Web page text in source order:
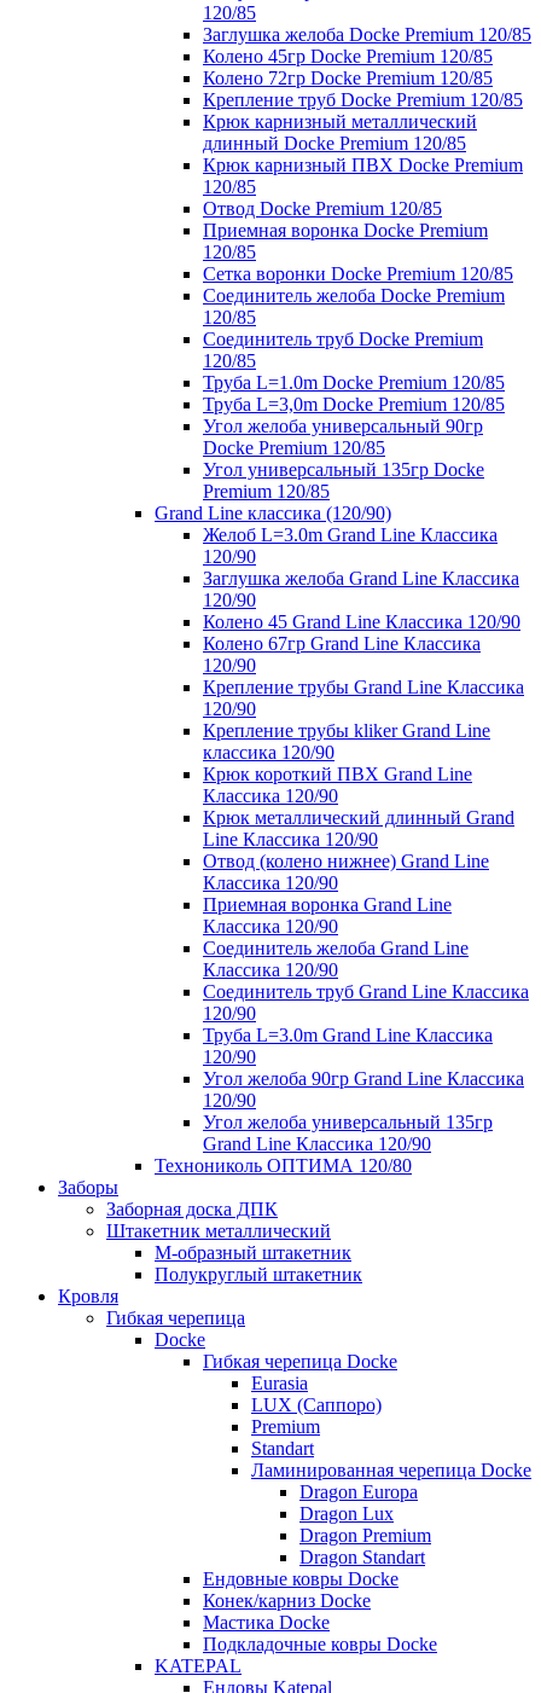
120/85
Заглушка желоба Docke Premium 120/85
Колено 45гр Docke Premium 120/85
Колено 72гр Docke Premium 120/85
Крепление труб Docke Premium 120/85
Крюк карнизный металлический
длинный Docke Premium 120/85
Крюк карнизный ПВХ Docke Premium
120/85
Отвод Docke Premium 120/85
Приемная воронка Docke Premium
120/85
Сетка воронки Docke Premium 120/85
Соединитель желоба Docke Premium
120/85
Соединитель труб Docke Premium
120/85
Труба L=1.0m Docke Premium 120/85
Труба L=3,0m Docke Premium 120/85
Угол желоба универсальный 90гр
Docke Premium 120/85
Угол универсальный 135гр Docke
Premium 120/85
Grand Line классика (120/90)
Желоб L=3.0m Grand Line Классика
120/90
Заглушка желоба Grand Line Классика
120/90
Колено 45 Grand Line Классика 120/90
Колено 67гр Grand Line Классика
120/90
Крепление трубы Grand Line Классика
120/90
Крепление трубы kliker Grand Line
классика 120/90
Крюк короткий ПВХ Grand Line
Классика 120/90
Крюк металлический длинный Grand
Line Классика 120/90
Отвод (колено нижнее) Grand Line
Классика 120/90
Приемная воронка Grand Line
Классика 120/90
Соединитель желоба Grand Line
Классика 120/90
Соединитель труб Grand Line Классика
120/90
Труба L=3.0m Grand Line Классика
120/90
Угол желоба 90гр Grand Line Классика
120/90
Угол желоба универсальный 135гр
Grand Line Классика 120/90
Технониколь ОПТИМА 120/80
Заборы
Заборная доска ДПК
Штакетник металлический
М-образный штакетник
Полукруглый штакетник
Кровля
Гибкая черепица
Docke
Гибкая черепица Docke
Eurasia
LUX (Саппоро)
Premium
Standart
Ламинированная черепица Docke
Dragon Europa
Dragon Lux
Dragon Premium
Dragon Standart
Ендовные ковры Docke
Конек/карниз Docke
Мастика Docke
Подкладочные ковры Docke
KATEPAL
Ендовы Katepal